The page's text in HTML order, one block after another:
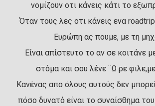
νομίζουν οτι κάνεις κάτι το
Όταν τους λες οτι κάνεις ενα
Ευρώπη ας πουμε, με τη
Είναι απίστευτο το αν σε κοιτάνε
στόμα και σου λένε ¨Ω ρε
Κανένας απο όλους αυτούς δεν
πόσο δυνατό είναι το συναίσθημα